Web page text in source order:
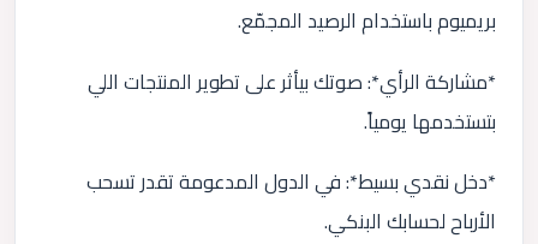
بريميوم باستخدام الرصيد المجمّع.
*مشاركة الرأي*: صوتك بيأثر على تطوير المنتجات اللي
بتستخدمها يومياً.
*دخل نقدي بسيط*: في الدول المدعومة تقدر تسحب
الأرباح لحسابك البنكي.